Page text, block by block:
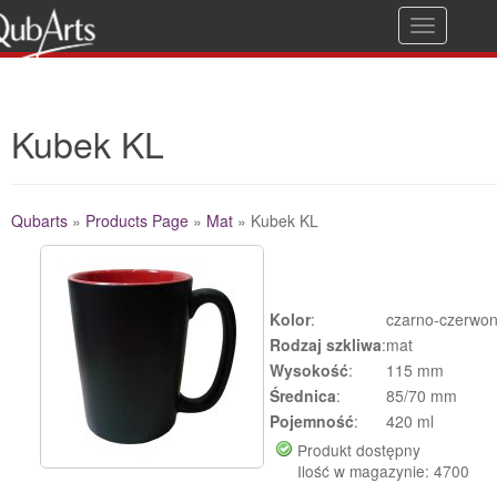
T
i
g
a
t
i
Kubek KL
Qubarts » Products Page » Mat » Kubek KL
Kolor:
czarno-
Rodzaj szkliwa:mat
Wysokość:
115 mm
Średnica:
85/70 mm
Pojemność:
420 ml
Produkt dostępny
Ilość w magazynie: 4700